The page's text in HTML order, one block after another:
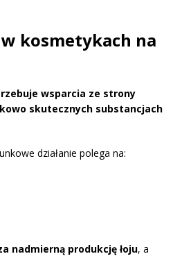
kosmetykach na
wsparcia ze strony
skutecznych substancjach
działanie polega na:
nadmierną produkcję łoju, a